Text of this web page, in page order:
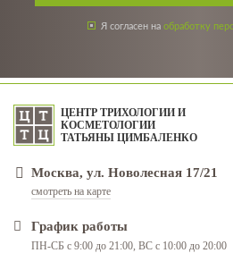
Я согласен на обработку
ЦЕНТР ТРИХОЛОГИИ И
КОСМЕТОЛОГИИ
ТАТЬЯНЫ ЦИМБАЛЕНКО
Москва, ул. Новолесная 17/21
смотреть на карте
График работы
ПН-СБ с 9:00 до 21:00, ВС с 10:00 до 20:00